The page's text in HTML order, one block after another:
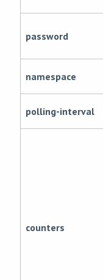
password
namespace
polling-interval
counters